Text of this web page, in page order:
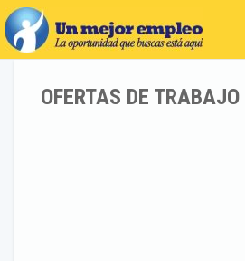
OFERTAS DE